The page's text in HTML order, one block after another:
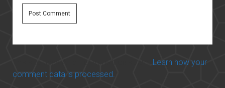
Learn how your
comment data is processed.